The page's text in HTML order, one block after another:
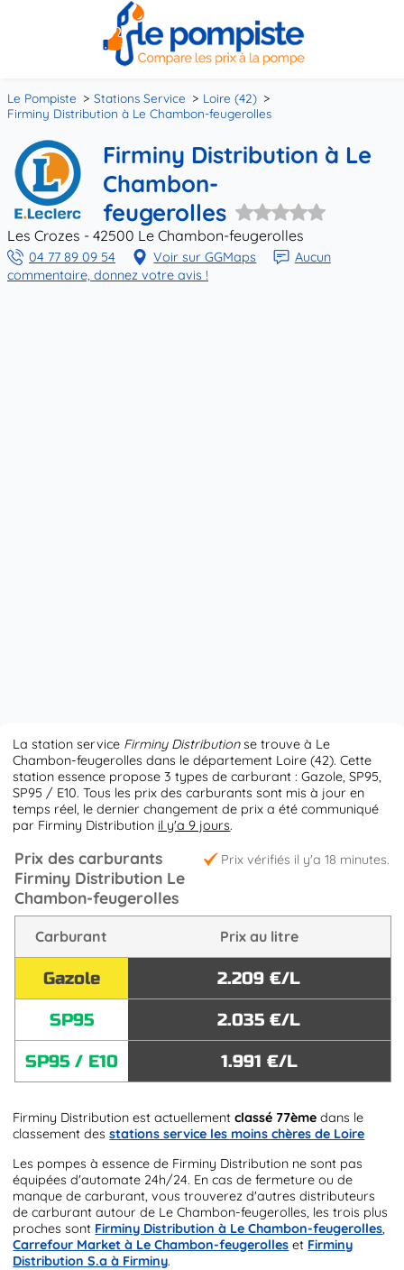
Le Pompiste Stations Service
Loire (42)
Firminy Distribution à Le Chambon-feugerolles
Firminy Distribution à Le
Chambon-
feugerolles
Les Crozes - 42500 Le Chambon-feugerolles
04 77 89 09 54 Voir sur GGMaps
Aucun
commentaire, donnez votre avis !
La station service Firminy Distributionse trouve à Le
Chambon-feugerolles dans le département Loire (42). Cette
station essence propose 3 types de carburant : Gazole, SP95,
SP95 / E10. Tous les prix des carburants sont mis à jour en
temps réel, le dernier changement de prix a été communiqué
par Firminy Distribution il y'a 9 jours.
Prix vérifiés il y'a 18 minutes.
Prix des carburants
Firminy Distribution Le
Chambon-feugerolles
Carburant Prix au litre
Gazole
2.209 €/L
SP95
2.035 €/L
SP95 / E10
1.991 €/L
Firminy Distribution est actuellementclassé 77ème dans le
classement desstations service les moins chères de Loire
Les pompes à essence de Firminy Distribution ne sont pas
équipées d'automate 24h/24. En cas de fermeture ou de
manque de carburant, vous trouverez d'autres distributeurs
de carburant autour de Le Chambon-feugerolles, les trois plus
proches sont Firminy Distribution à Le Chambon-feugerolles,
Carrefour Market à Le Chambon-feugerolles et Firminy
Distribution S.a à Firminy.